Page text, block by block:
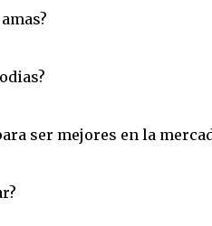
ser mejores en la